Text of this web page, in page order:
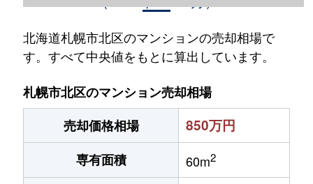
北海道札幌市北区のマンションの売却相場で
す。すべて中央値をもとに算出しています。
札幌市北区のマンション売却相場
売却価格相場
850万円
専有面積 60m2